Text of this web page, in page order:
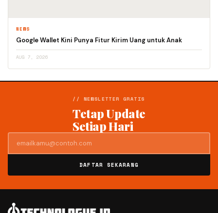
NEWS
Google Wallet Kini Punya Fitur Kirim Uang untuk Anak
AUG 7, 2026
// NEWSLETTER GRATIS
Tetap Update
Setiap Hari
DAFTAR SEKARANG